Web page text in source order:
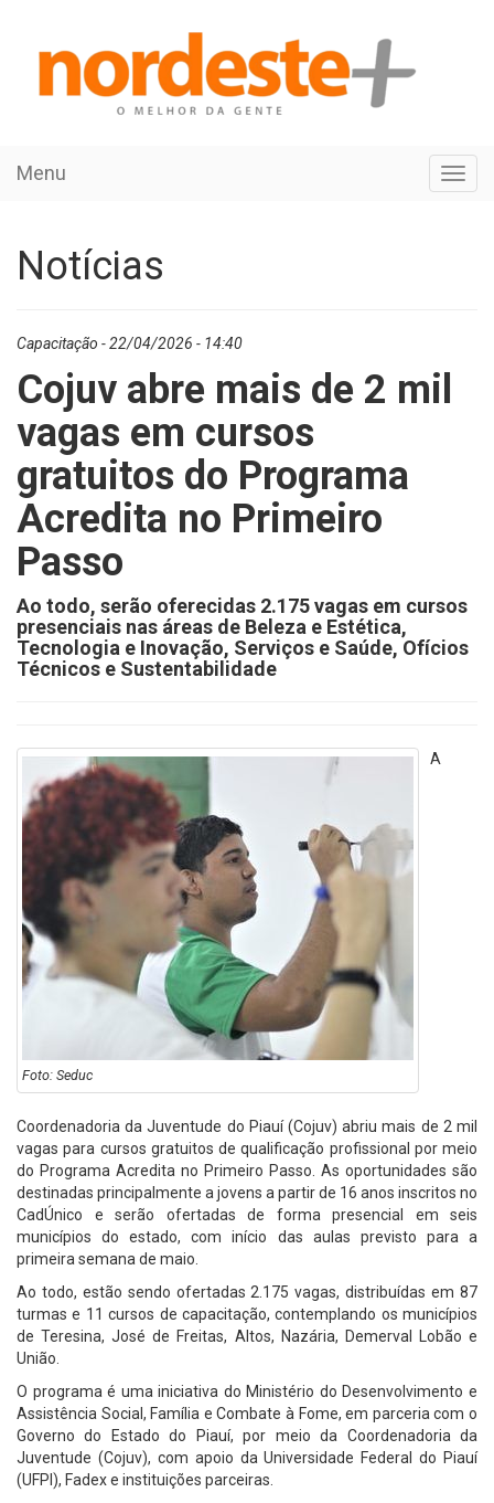
Menu
Notícias
Capacitação - 22/04/2026 - 14:40
Cojuv abre mais de 2 mil
vagas em cursos
gratuitos do Programa
Acredita no Primeiro
Passo
Ao todo, serão oferecidas 2.175 vagas em cursos
presenciais nas áreas de Beleza e Estética,
Tecnologia e Inovação, Serviços e Saúde, Ofícios
Técnicos e Sustentabilidade
Foto: Seduc
A
Coordenadoria da Juventude do Piauí (Cojuv) abriu mais de 2 mil
vagas para cursos gratuitos de qualificação profissional por meio
do Programa Acredita no Primeiro Passo. As oportunidades são
destinadas principalmente a jovens a partir de 16 anos inscritos no
CadÚnico e serão ofertadas de forma presencial em seis
municípios do estado, com início das aulas previsto para a
primeira semana de maio.
Ao todo, estão sendo ofertadas 2.175 vagas, distribuídas em 87
turmas e 11 cursos de capacitação, contemplando os municípios
de Teresina, José de Freitas, Altos, Nazária, Demerval Lobão e
União.
O programa é uma iniciativa do Ministério do Desenvolvimento e
Assistência Social, Família e Combate à Fome, em parceria com o
Governo do Estado do Piauí, por meio da Coordenadoria da
Juventude (Cojuv), com apoio da Universidade Federal do Piauí
(UFPI), Fadex e instituições parceiras.